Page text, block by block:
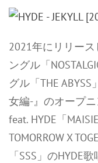
2021年にリリー
ングル「
グル「THE
女編-』のオープ
feat. HYDE「
TOMORROW X
「SSS」のHYDE